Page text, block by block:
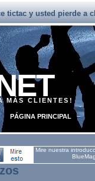
tictac y usted pierde a
MÁS CLIENTES!
PÁGINA PRINCIPAL
Mire nuestra